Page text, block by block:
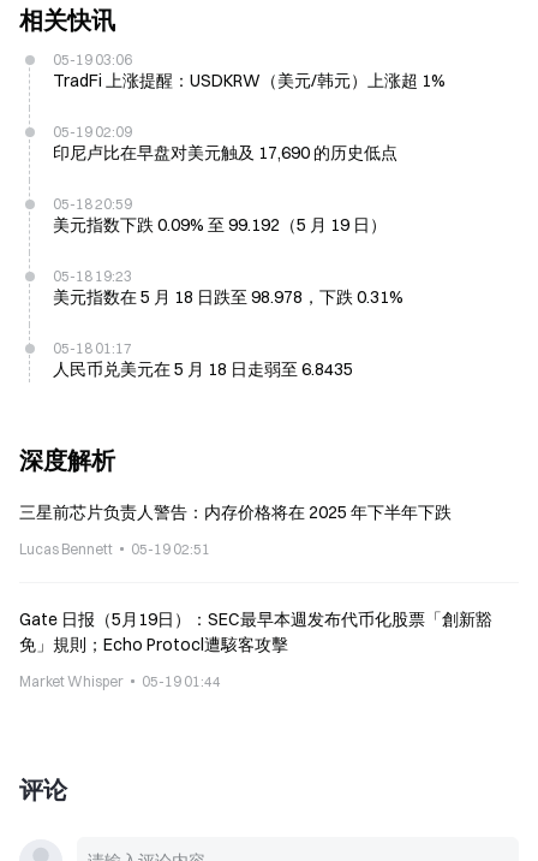
相关快讯
05-19 03:06
TradFi 上涨提醒：USDKRW（美元/韩元）上涨超 1%
05-19 02:09
印尼卢比在早盘对美元触及 17,690 的历史低点
05-18 20:59
美元指数下跌 0.09% 至 99.192（5 月 19 日）
05-18 19:23
美元指数在 5 月 18 日跌至 98.978，下跌 0.31%
05-18 01:17
人民币兑美元在 5 月 18 日走弱至 6.8435
深度解析
三星前芯片负责人警告：内存价格将在 2025 年下半年下跌
Lucas Bennett 05-19 02:51
Gate 日报（5月19日）：SEC最早本週发布代币化股票「創新豁
免」規則；Echo Protocl遭駭客攻擊
Market Whisper 05-19 01:44
评论